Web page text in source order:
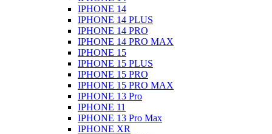
IPHONE 14
IPHONE 14 PLUS
IPHONE 14 PRO
IPHONE 14 PRO MAX
IPHONE 15
IPHONE 15 PLUS
IPHONE 15 PRO
IPHONE 15 PRO MAX
IPHONE 13 Pro
IPHONE 11
IPHONE 13 Pro Max
IPHONE XR